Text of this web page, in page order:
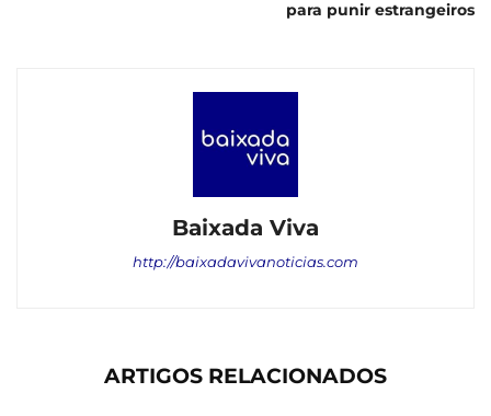
para punir estrangeiros
Baixada Viva
http://baixadavivanoticias.com
ARTIGOS RELACIONADOS